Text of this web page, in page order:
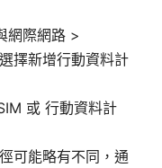
網際網路 >
擇新增行動資料計
或 行動資料計
可能略有不同，通